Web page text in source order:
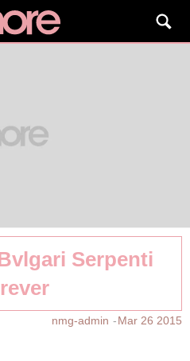
Serpenti
nmg-admin Mar 26 2015